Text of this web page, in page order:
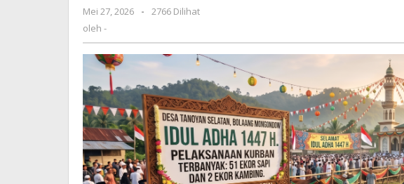
2
Ekor
Mei 27, 2026
oleh
-
2766 Dilihat
oleh -